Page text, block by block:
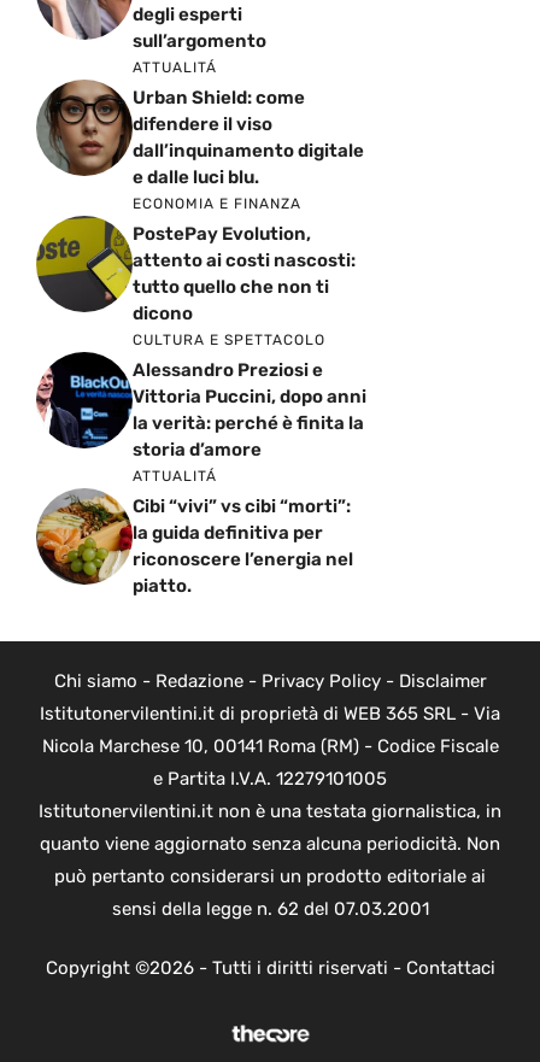
degli esperti
sull’argomento
ATTUALITÁ
Urban Shield: come
difendere il viso
dall’inquinamento digitale
e dalle luci blu.
ECONOMIA E FINANZA
PostePay Evolution,
attento ai costi nascosti:
tutto quello che non ti
dicono
CULTURA E SPETTACOLO
Alessandro Preziosi e
Vittoria Puccini, dopo anni
la verità: perché è finita la
storia d’amore
ATTUALITÁ
Cibi “vivi” vs cibi “morti”:
la guida definitiva per
riconoscere l’energia nel
piatto.
Chi siamo - Redazione- Privacy Policy- Disclaimer
Istitutonervilentini.it di proprietà di WEB 365 SRL - Via
Nicola Marchese 10, 00141 Roma (RM) - Codice Fiscale
e Partita I.V.A. 12279101005
Istitutonervilentini.it non è una testata giornalistica, in
quanto viene aggiornato senza alcuna periodicità. Non
può pertanto considerarsi un prodotto editoriale ai
sensi della legge n. 62 del 07.03.2001
Copyright ©2026 - Tutti i diritti riservati - Contattaci